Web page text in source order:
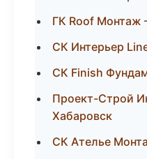
ГК Roof
СК Интерьер
СК Finish
Проект-Строй
Хабаровск
СК Ателье